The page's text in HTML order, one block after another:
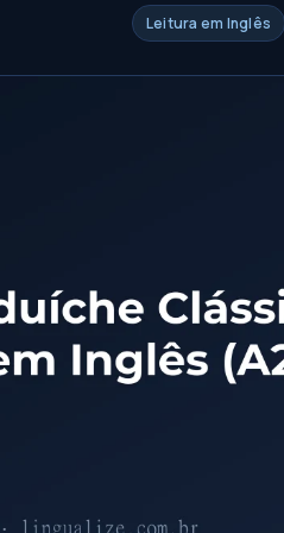
Leitura em Inglês